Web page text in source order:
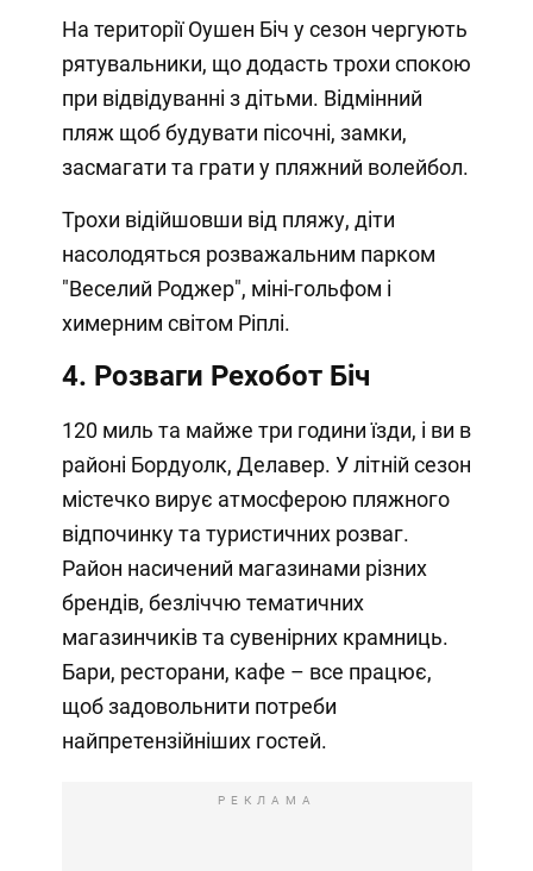
На території Оушен Біч у сезон чергують
рятувальники, що додасть трохи спокою
при відвідуванні з дітьми. Відмінний
пляж щоб будувати пісочні, замки,
засмагати та грати у пляжний волейбол.
Трохи відійшовши від пляжу, діти
насолодяться розважальним парком
"Веселий Роджер", міні-гольфом і
химерним світом Ріплі.
4. Розваги Рехобот Біч
120 миль та майже три години їзди, і ви в
районі Бордуолк, Делавер. У літній сезон
містечко вирує атмосферою пляжного
відпочинку та туристичних розваг.
Район насичений магазинами різних
брендів, безліччю тематичних
магазинчиків та сувенірних крамниць.
Бари, ресторани, кафе – все працює,
щоб задовольнити потреби
найпретензійніших гостей.
РЕКЛАМА